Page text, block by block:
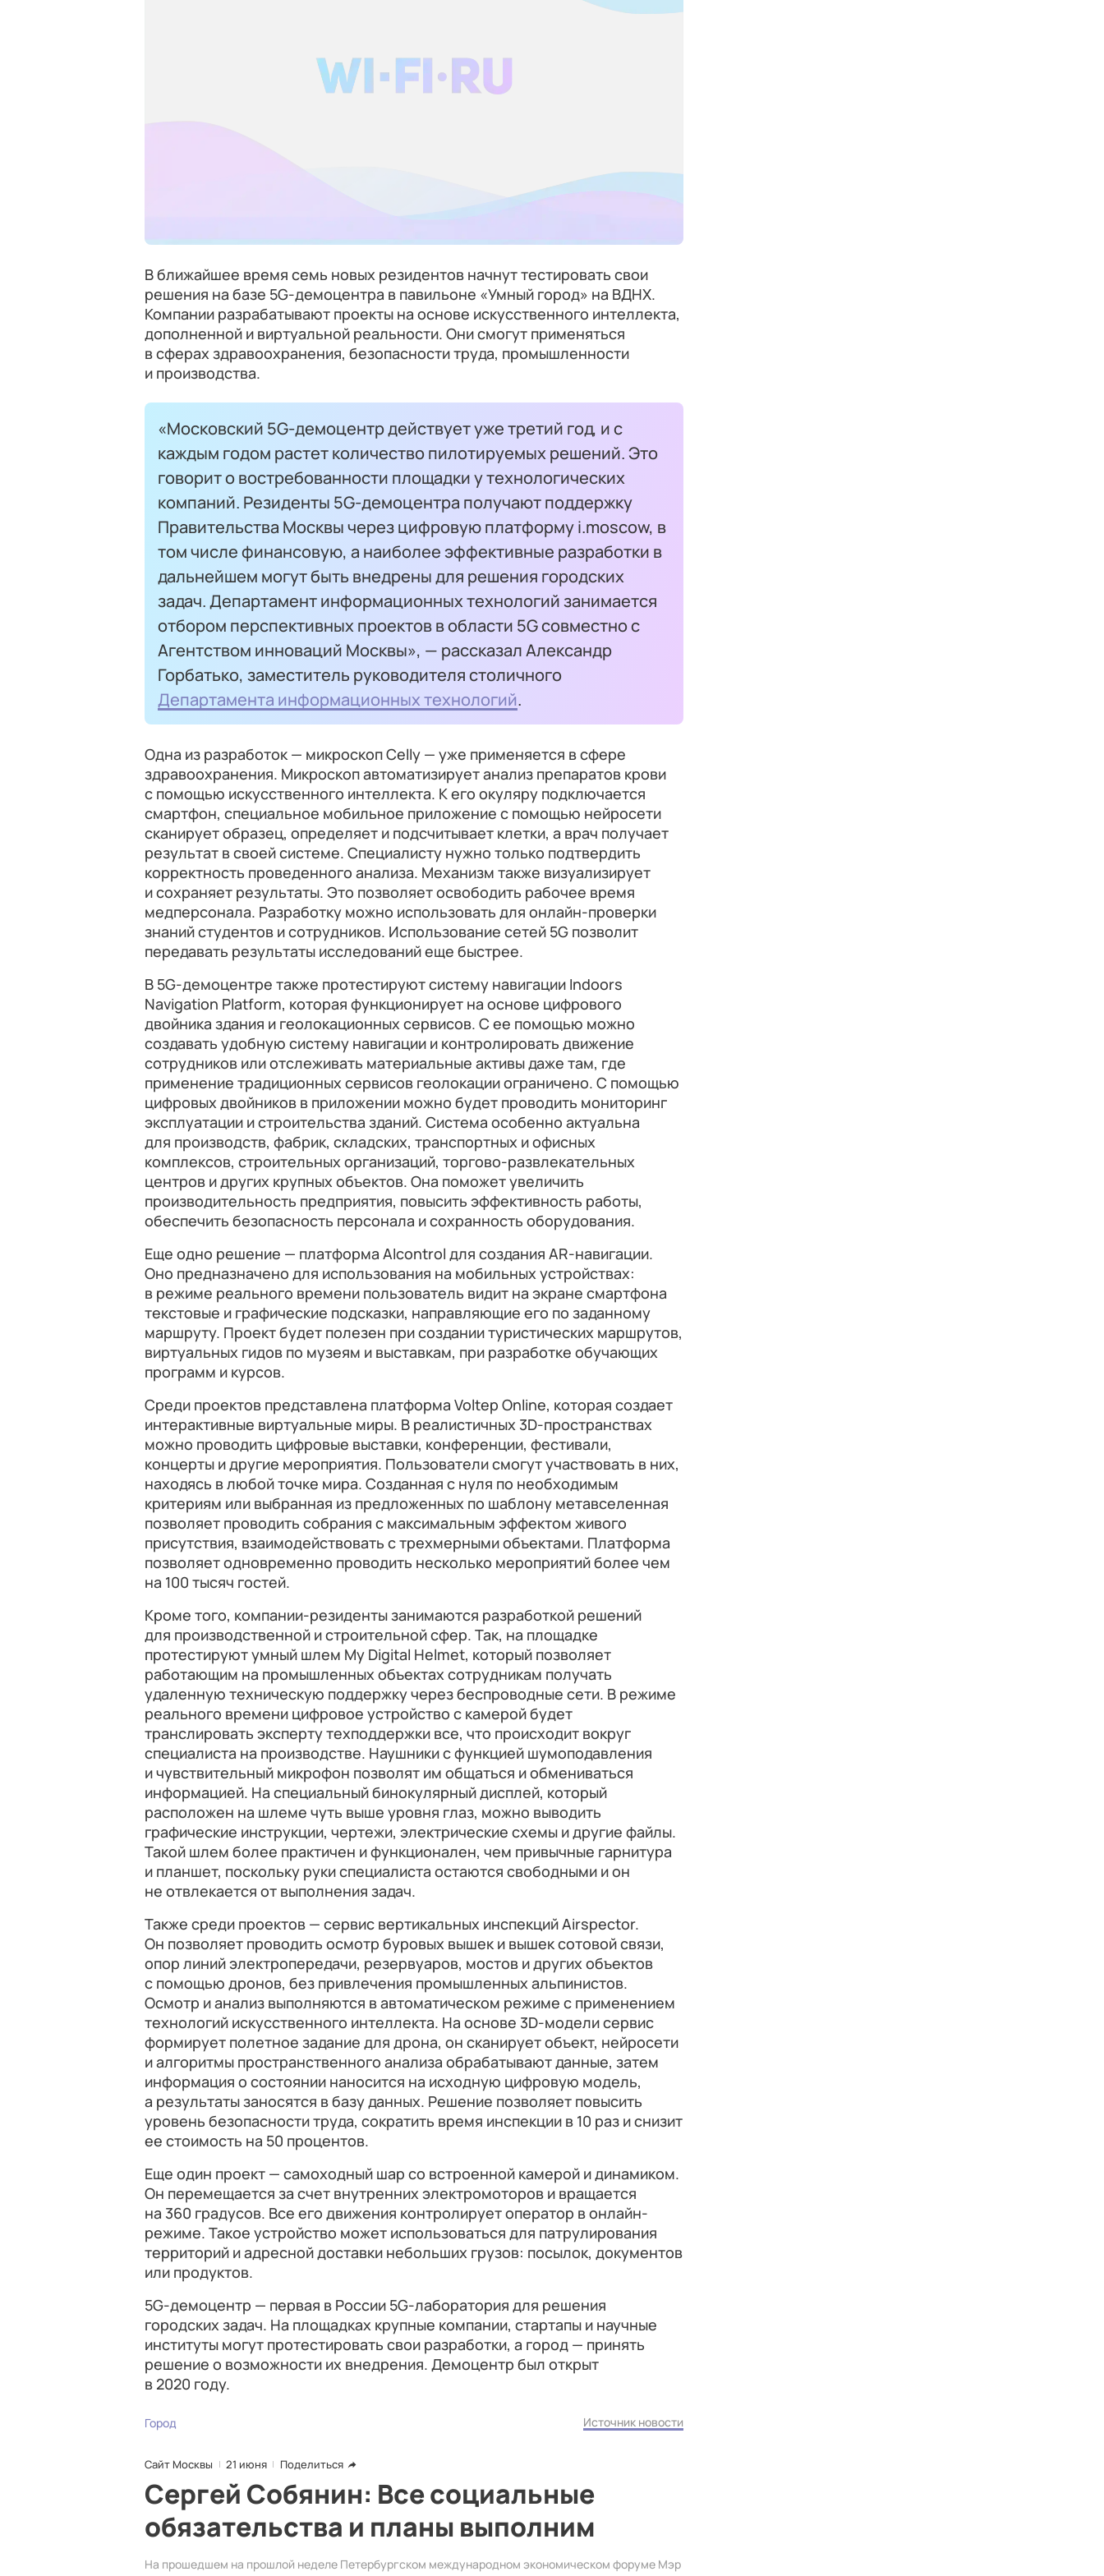
В ближайшее время семь новых резидентов начнут тестировать свои
решения на базе 5G-демоцентра в павильоне «Умный город» на ВДНХ.
Компании разрабатывают проекты на основе искусственного интеллекта,
дополненной и виртуальной реальности. Они смогут применяться
в сферах здравоохранения, безопасности труда, промышленности
и производства.
«Московский 5G-демоцентр действует уже третий год, и с
каждым годом растет количество пилотируемых решений. Это
говорит о востребованности площадки у технологических
компаний. Резиденты 5G-демоцентра получают поддержку
Правительства Москвы через цифровую платформу i.moscow, в
том числе финансовую, а наиболее эффективные разработки в
дальнейшем могут быть внедрены для решения городских
задач. Департамент информационных технологий занимается
отбором перспективных проектов в области 5G совместно с
Агентством инноваций Москвы», — рассказал Александр
Горбатько, заместитель руководителя столичного
Департамента информационных технологий.
Одна из разработок — микроскоп Celly — уже применяется в сфере
здравоохранения. Микроскоп автоматизирует анализ препаратов крови
с помощью искусственного интеллекта. К его окуляру подключается
смартфон, специальное мобильное приложение с помощью нейросети
сканирует образец, определяет и подсчитывает клетки, а врач получает
результат в своей системе. Специалисту нужно только подтвердить
корректность проведенного анализа. Механизм также визуализирует
и сохраняет результаты. Это позволяет освободить рабочее время
медперсонала. Разработку можно использовать для онлайн-проверки
знаний студентов и сотрудников. Использование сетей 5G позволит
передавать результаты исследований еще быстрее.
В 5G-демоцентре также протестируют систему навигации Indoors
Navigation Platform, которая функционирует на основе цифрового
двойника здания и геолокационных сервисов. С ее помощью можно
создавать удобную систему навигации и контролировать движение
сотрудников или отслеживать материальные активы даже там, где
применение традиционных сервисов геолокации ограничено. С помощью
цифровых двойников в приложении можно будет проводить мониторинг
эксплуатации и строительства зданий. Система особенно актуальна
для производств, фабрик, складских, транспортных и офисных
комплексов, строительных организаций, торгово-развлекательных
центров и других крупных объектов. Она поможет увеличить
производительность предприятия, повысить эффективность работы,
обеспечить безопасность персонала и сохранность оборудования.
Еще одно решение — платформа AIcontrol для создания AR-навигации.
Оно предназначено для использования на мобильных устройствах:
в режиме реального времени пользователь видит на экране смартфона
текстовые и графические подсказки, направляющие его по заданному
маршруту. Проект будет полезен при создании туристических маршрутов,
виртуальных гидов по музеям и выставкам, при разработке обучающих
программ и курсов.
Среди проектов представлена платформа Voltep Online, которая создает
интерактивные виртуальные миры. В реалистичных 3D-пространствах
можно проводить цифровые выставки, конференции, фестивали,
концерты и другие мероприятия. Пользователи смогут участвовать в них,
находясь в любой точке мира. Созданная с нуля по необходимым
критериям или выбранная из предложенных по шаблону метавселенная
позволяет проводить собрания с максимальным эффектом живого
присутствия, взаимодействовать с трехмерными объектами. Платформа
позволяет одновременно проводить несколько мероприятий более чем
на 100 тысяч гостей.
Кроме того, компании-резиденты занимаются разработкой решений
для производственной и строительной сфер. Так, на площадке
протестируют умный шлем My Digital Helmet, который позволяет
работающим на промышленных объектах сотрудникам получать
удаленную техническую поддержку через беспроводные сети. В режиме
реального времени цифровое устройство с камерой будет
транслировать эксперту техподдержки все, что происходит вокруг
специалиста на производстве. Наушники с функцией шумоподавления
и чувствительный микрофон позволят им общаться и обмениваться
информацией. На специальный бинокулярный дисплей, который
расположен на шлеме чуть выше уровня глаз, можно выводить
графические инструкции, чертежи, электрические схемы и другие файлы.
Такой шлем более практичен и функционален, чем привычные гарнитура
и планшет, поскольку руки специалиста остаются свободными и он
не отвлекается от выполнения задач.
Также среди проектов — сервис вертикальных инспекций Airspector.
Он позволяет проводить осмотр буровых вышек и вышек сотовой связи,
опор линий электропередачи, резервуаров, мостов и других объектов
с помощью дронов, без привлечения промышленных альпинистов.
Осмотр и анализ выполняются в автоматическом режиме с применением
технологий искусственного интеллекта. На основе 3D-модели сервис
формирует полетное задание для дрона, он сканирует объект, нейросети
и алгоритмы пространственного анализа обрабатывают данные, затем
информация о состоянии наносится на исходную цифровую модель,
а результаты заносятся в базу данных. Решение позволяет повысить
уровень безопасности труда, сократить время инспекции в 10 раз и снизит
ее стоимость на 50 процентов.
Еще один проект — самоходный шар со встроенной камерой и динамиком.
Он перемещается за счет внутренних электромоторов и вращается
на 360 градусов. Все его движения контролирует оператор в онлайн-
режиме. Такое устройство может использоваться для патрулирования
территорий и адресной доставки небольших грузов: посылок, документов
или продуктов.
5G-демоцентр — первая в России 5G-лаборатория для решения
городских задач. На площадках крупные компании, стартапы и научные
институты могут протестировать свои разработки, а город — принять
решение о возможности их внедрения. Демоцентр был открыт
в 2020 году.
Город Источник новости
Сайт Москвы 21 июня Поделиться
Сергей Собянин: Все социальные
обязательства и планы выполним
На прошедшем на прошлой неделе Петербургском международном экономическом форуме Мэр